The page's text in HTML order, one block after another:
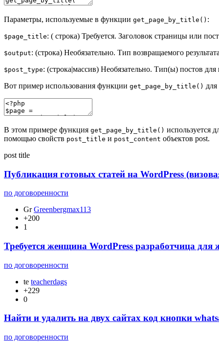
Параметры, используемые в функции get_page_by_title() :
$page_title: ( строка) Требуется. Заголовок страницы или
$output: (строка) Необязательно. Тип возвращаемого
$post_type: (строка|массив) Необязательно. Тип(ы) постов
Вот пример использования функции get_page_by_title()
В этом примере функция get_page_by_title() используется
помощью свойств post_title и post_content объектов post.
post title
Публикация готовых статей на WordPress
по договоренности
Gr Greenbergmax113
+200
1
Требуется женщина WordPress разработчица для
по договоренности
te teacherdags
+229
0
Найти и удалить на двух сайтах код кнопки
по договоренности